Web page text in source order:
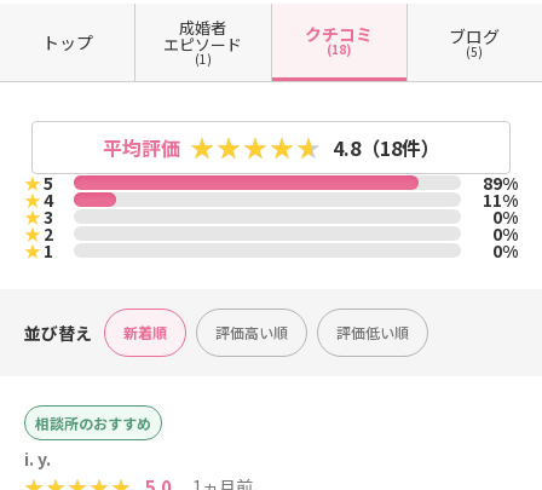
トップ
成婚者
エピソード
(1)
クチコミ
(18)
ブログ
(5)
平均評価 4.8（18件）
★5 89%
★4 11%
★3 0%
★2 0%
★1 0%
並び替え 新着順 評価高い順 評価低い順
相談所のおすすめ
i. y.